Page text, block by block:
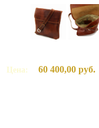
Цена: 60 400,00 руб.